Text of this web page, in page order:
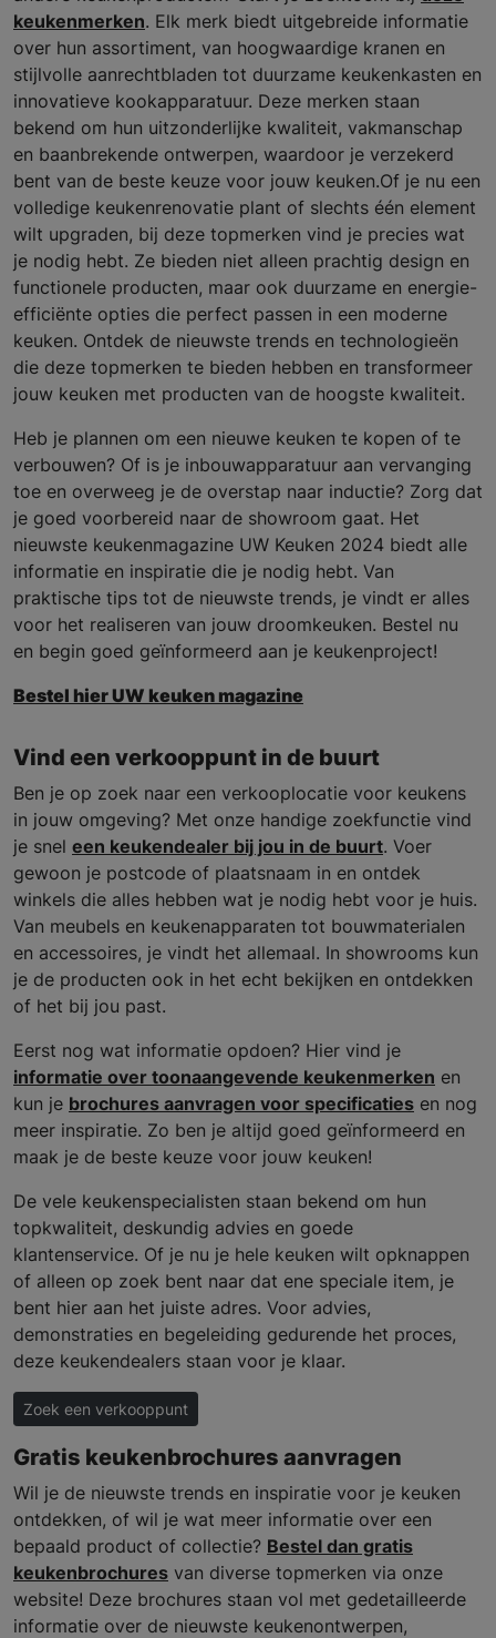
keukenmerken. Elk merk biedt uitgebreide informatie
over hun assortiment, van hoogwaardige kranen en
stijlvolle aanrechtbladen tot duurzame keukenkasten en
innovatieve kookapparatuur. Deze merken staan
bekend om hun uitzonderlijke kwaliteit, vakmanschap
en baanbrekende ontwerpen, waardoor je verzekerd
bent van de beste keuze voor jouw keuken.Of je nu een
volledige keukenrenovatie plant of slechts één element
wilt upgraden, bij deze topmerken vind je precies wat
je nodig hebt. Ze bieden niet alleen prachtig design en
functionele producten, maar ook duurzame en energie-
efficiënte opties die perfect passen in een moderne
keuken. Ontdek de nieuwste trends en technologieën
die deze topmerken te bieden hebben en transformeer
jouw keuken met producten van de hoogste kwaliteit.
Heb je plannen om een nieuwe keuken te kopen of te
verbouwen? Of is je inbouwapparatuur aan vervanging
toe en overweeg je de overstap naar inductie? Zorg dat
je goed voorbereid naar de showroom gaat. Het
nieuwste keukenmagazine UW Keuken 2024 biedt alle
informatie en inspiratie die je nodig hebt. Van
praktische tips tot de nieuwste trends, je vindt er alles
voor het realiseren van jouw droomkeuken. Bestel nu
en begin goed geïnformeerd aan je keukenproject!
Bestel hier UW keuken magazine
Vind een verkooppunt in de buurt
Ben je op zoek naar een verkooplocatie voor keukens
in jouw omgeving? Met onze handige zoekfunctie vind
je snel een keukendealer bij jou in de buurt. Voer
gewoon je postcode of plaatsnaam in en ontdek
winkels die alles hebben wat je nodig hebt voor je huis.
Van meubels en keukenapparaten tot bouwmaterialen
en accessoires, je vindt het allemaal. In showrooms kun
je de producten ook in het echt bekijken en ontdekken
of het bij jou past.
Eerst nog wat informatie opdoen? Hier vind je
informatie over toonaangevende keukenmerken en
kun je brochures aanvragen voor specificaties en nog
meer inspiratie. Zo ben je altijd goed geïnformeerd en
maak je de beste keuze voor jouw keuken!
De vele keukenspecialisten staan bekend om hun
topkwaliteit, deskundig advies en goede
klantenservice. Of je nu je hele keuken wilt opknappen
of alleen op zoek bent naar dat ene speciale item, je
bent hier aan het juiste adres. Voor advies,
demonstraties en begeleiding gedurende het proces,
deze keukendealers staan voor je klaar.
Zoek een verkooppunt
Gratis keukenbrochures aanvragen
Wil je de nieuwste trends en inspiratie voor je keuken
ontdekken, of wil je wat meer informatie over een
bepaald product of collectie? Bestel dan gratis
keukenbrochures van diverse topmerken via onze
website! Deze brochures staan vol met gedetailleerde
informatie over de nieuwste keukenontwerpen,